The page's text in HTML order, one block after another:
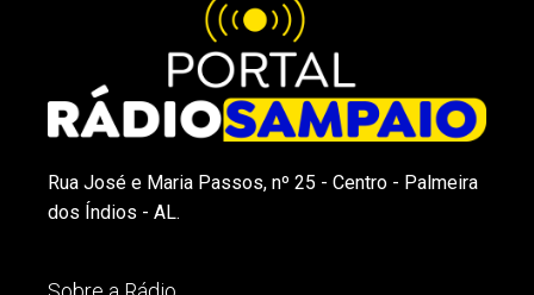
Rua José e Maria Passos, nº 25 - Centro - Palmeira
dos Índios - AL.